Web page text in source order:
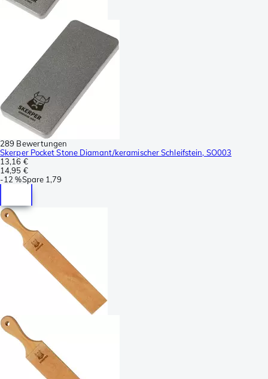
289 Bewertungen
Skerper Pocket Stone Diamant/keramischer Schleifstein, SO003
13,16 €
14,95 €
-12 %Spare 1,79